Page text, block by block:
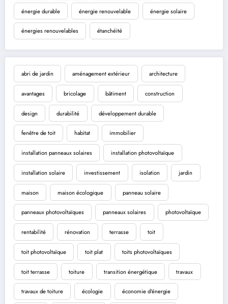
énergie durable énergie renouvelable énergie solaire
énergies renouvelables étanchéité
abri de jardin aménagement extérieur architecture
avantages bricolage bâtiment construction
design durabilité développement durable
fenêtre de toit habitat immobilier
installation panneaux solaires installation photovoltaïque
installation solaire investissement isolation jardin
maison maison écologique panneau solaire
panneaux photovoltaïques panneaux solaires photovoltaïque
rentabilité rénovation terrasse toit
toit photovoltaïque toit plat toits photovoltaïques
toit terrasse toiture transition énergétique travaux
travaux de toiture écologie économie d'énergie